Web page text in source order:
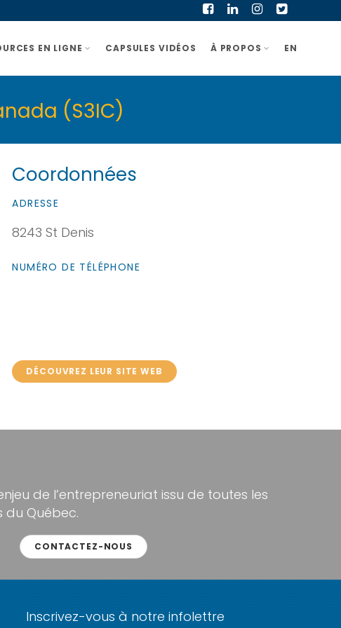
EN LIGNE CAPSULES VIDÉOS À PROPOS EN
(S3IC)
Coordonnées
ADRESSE
8243 St Denis
NUMÉRO DE TÉLÉPHONE
DÉCOUVREZ LEUR SITE WEB
de l’entrepreneuriat issu de toutes les
du Québec.
CONTACTEZ-NOUS
Inscrivez-vous à notre infolettre